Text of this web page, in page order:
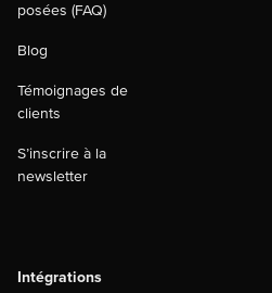
posées (FAQ)
Blog
Témoignages de
clients
S’inscrire à la
newsletter
Intégrations